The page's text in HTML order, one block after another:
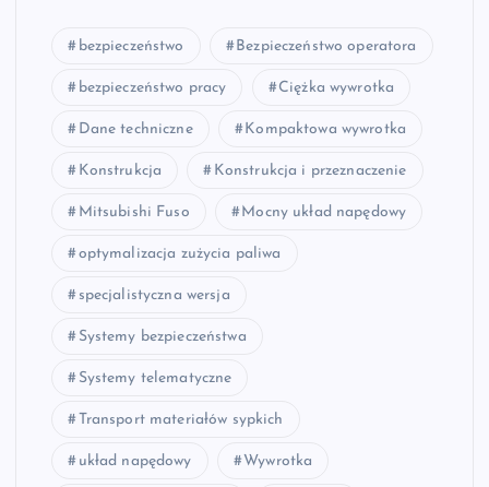
bezpieczeństwo Bezpieczeństwo operatora
bezpieczeństwo pracy Ciężka wywrotka
Dane techniczne Kompaktowa wywrotka
Konstrukcja Konstrukcja i przeznaczenie
Mitsubishi Fuso Mocny układ napędowy
optymalizacja zużycia paliwa
specjalistyczna wersja
Systemy bezpieczeństwa
Systemy telematyczne
Transport materiałów sypkich
układ napędowy Wywrotka